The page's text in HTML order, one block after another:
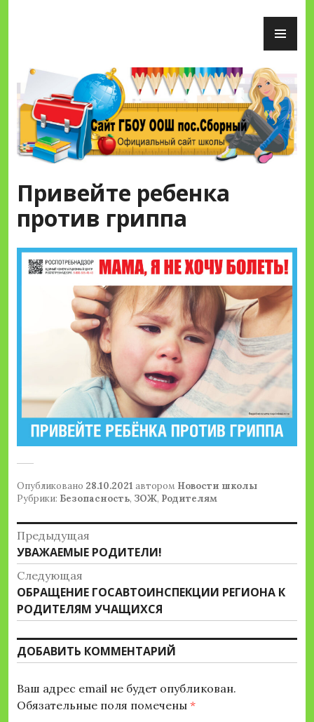
Сайт ГБОУ ООШ пос.Сборный
Привейте ребенка
против гриппа
Опубликовано 28.10.2021 автором Новости школы
Рубрики: Безопасность, ЗОЖ, Родителям
Навигация
по
записям
Предыдущая
Предыдущая
запись:
УВАЖАЕМЫЕ РОДИТЕЛИ!
Следующая
Следующая
запись:
ОБРАЩЕНИЕ ГОСАВТОИНСПЕКЦИИ РЕГИОНА К
РОДИТЕЛЯМ УЧАЩИХСЯ
ДОБАВИТЬ КОММЕНТАРИЙ
Ваш адрес email не будет опубликован.
Обязательные поля помечены *